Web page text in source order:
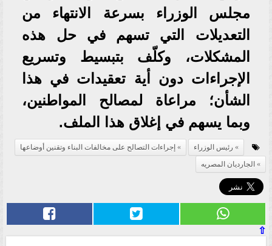
مجلس الوزراء بسرعة الانتهاء من
التعديلات التي تسهم في حل هذه
المشكلات، وكلّف بتبسيط وتسريع
الإجراءات دون أية تعقيدات في هذا
الشأن؛ مراعاة لمصالح المواطنين،
وبما يسهم في إغلاق هذا الملف.
رئيس الوزراء
إجراءات التصالح على مخالفات البناء وتقنين أوضاعها
الجارديان المصريه
⇧